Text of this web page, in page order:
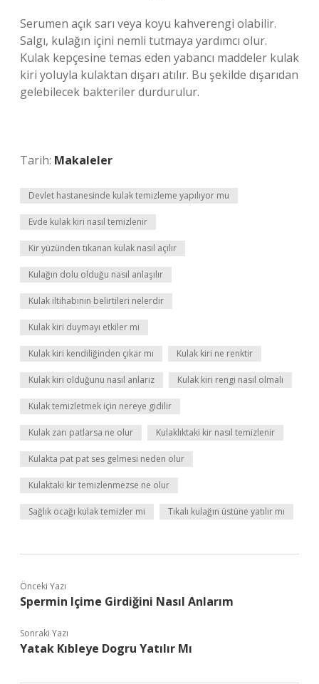
Serumen açık sarı veya koyu kahverengi olabilir.
Salgı, kulağın içini nemli tutmaya yardımcı olur.
Kulak kepçesine temas eden yabancı maddeler kulak
kiri yoluyla kulaktan dışarı atılır. Bu şekilde dışarıdan
gelebilecek bakteriler durdurulur.
Tarih: Makaleler
Devlet hastanesinde kulak temizleme yapılıyor mu
Evde kulak kiri nasıl temizlenir
Kir yüzünden tıkanan kulak nasıl açılır
Kulağın dolu olduğu nasıl anlaşılır
Kulak iltihabının belirtileri nelerdir
Kulak kiri duymayı etkiler mi
Kulak kiri kendiliğinden çıkar mı Kulak kiri ne renktir
Kulak kiri olduğunu nasıl anlarız Kulak kiri rengi nasıl olmalı
Kulak temizletmek için nereye gidilir
Kulak zarı patlarsa ne olur Kulaklıktaki kir nasıl temizlenir
Kulakta pat pat ses gelmesi neden olur
Kulaktaki kir temizlenmezse ne olur
Sağlık ocağı kulak temizler mi Tıkalı kulağın üstüne yatılır mı
Önceki Yazı
Spermin Içime Girdiğini Nasıl Anlarım
Sonraki Yazı
Yatak Kıbleye Dogru Yatılır Mı